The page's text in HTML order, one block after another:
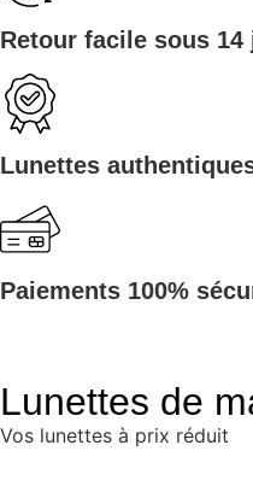
Retour facile sous 14
Lunettes
Paiements 100%
Lunettes de
Vos lunettes à prix réduit